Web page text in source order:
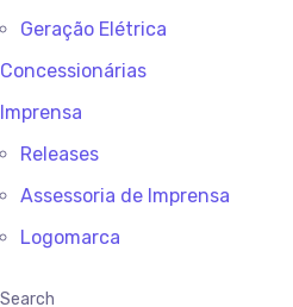
Geração Elétrica
Concessionárias
Imprensa
Releases
Assessoria de Imprensa
Logomarca